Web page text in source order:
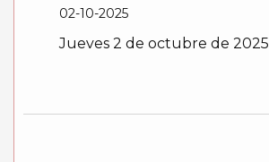
02-10-2025
Jueves 2 de octubre de 2025